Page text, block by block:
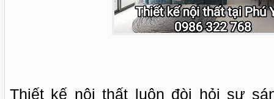
Thiết kế nội thất luôn đòi hỏi sự